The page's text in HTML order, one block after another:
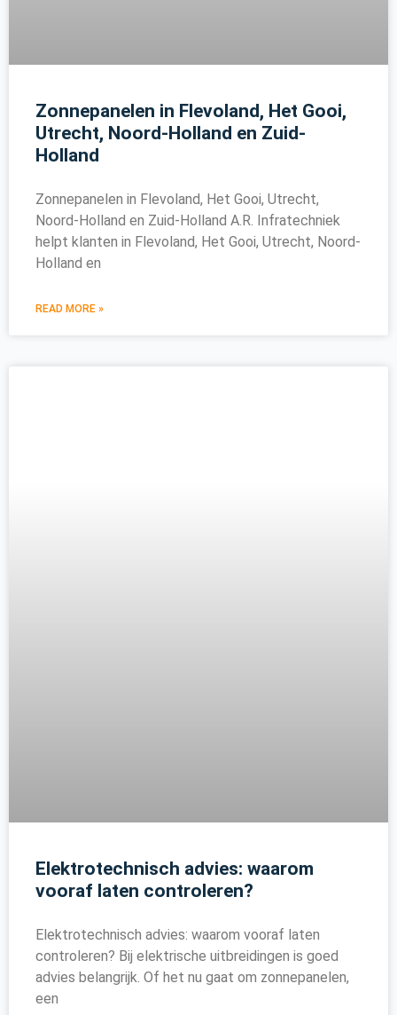
Zonnepanelen in Flevoland, Het Gooi,
Utrecht, Noord-Holland en Zuid-
Holland
Zonnepanelen in Flevoland, Het Gooi, Utrecht,
Noord-Holland en Zuid-Holland A.R. Infratechniek
helpt klanten in Flevoland, Het Gooi, Utrecht, Noord-
Holland en
READ MORE »
Elektrotechnisch advies: waarom
vooraf laten controleren?
Elektrotechnisch advies: waarom vooraf laten
controleren? Bij elektrische uitbreidingen is goed
advies belangrijk. Of het nu gaat om zonnepanelen,
een